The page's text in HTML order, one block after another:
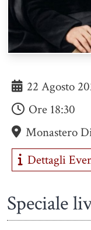
22 Agosto
Ore 18:30
Monastero
Dettagli
Speciale